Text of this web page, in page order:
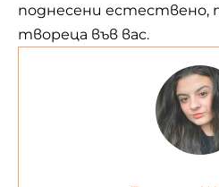
поднесени естествено,
твореца във вас.